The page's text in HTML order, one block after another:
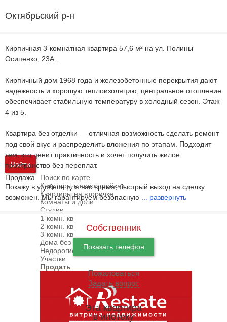
Войти
Продажа
Поиск по карте
Квартиры в новостройках
Квартиры на вторичке
Комнаты и доли
Студии
1-комн. кв
2-комн. кв
3-комн. кв
Дома без посредников
Недорогие дома
Участки
Продать
Октябрьский р-н
Кирпичная 3-комнатная квартира 57,6 м² на ул. Полины
Осипенко, 23А .
Кирпичный дом 1968 года и железобетонные перекрытия дают
надежность и хорошую теплоизоляцию; центральное отопление
обеспечивает стабильную температуру в холодный сезон. Этаж
4 из 5.
Квартира без отделки — отличная возможность сделать ремонт
под свой вкус и распределить вложения по этапам. Подходит
тем, кто ценит практичность и хочет получить жилое
пространство без переплат.
Покажу в удобное для вас время, быстрый выход на сделку
возможен. Мы гарантируем безопасную
развернуть
Собственник
Показать телефон
Пожаловаться
Задать вопрос
Эта квартира
в ипотеку